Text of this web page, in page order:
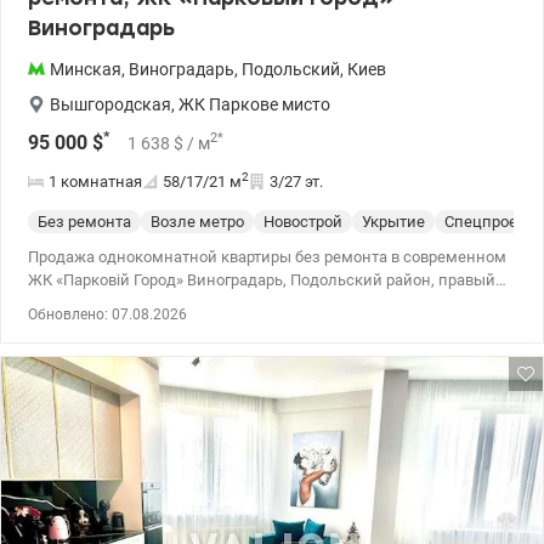
Виноградарь
Минская, Виноградарь, Подольский, Киев
Вышгородская, ЖК Паркове мисто
95 000 $* 1 638 $ / м2*
1 комнатная 58/17/21 м2 3/27 эт.
Без ремонта Возле метро Новострой Укрытие
Спецпроект
Продажа однокомнатной квартиры без ремонта в современном
ЖК «Парковій Город» Виноградарь, Подольский район, правый
дизайн интерьера - Дом введен в эксплуатацию . ЖК «Парковій
Город» — это комфортная, безопасная и экологически
гармоничная среда для жизни, на территории — 4 гектара
парковой зоны с озерами, фонтанами, прогулочными аллеями,
детскими и спортивными зонами. Это фактически «город в
городе», где есть все необходимое для комфортной жизни.
Закрытая территория с круглосуточной охраной и
видеонаблюдением. • Ухоженные внутренние дворы без
Обновлено: 07.08.2026